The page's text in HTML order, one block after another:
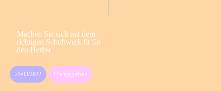
Machen Sie sich mit dem
richtigen Schuhwerk fit für
den Herbst
25/03/2022 Uncategorized